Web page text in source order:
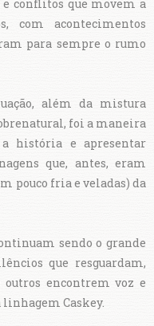
conflitos que movem a
com acontecimentos
para sempre o rumo
além da mistura
foi a maneira
história e apresentar
que, antes, eram
pouco fria e veladas) da
sendo o grande
que resguardam,
outros encontrem voz e
linhagem Caskey.